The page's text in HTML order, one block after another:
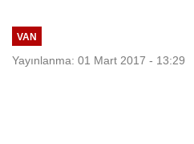
VAN
Yayınlanma: 01 Mart 2017 - 13:29